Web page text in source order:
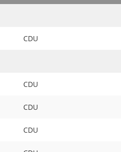
CDU
CDU
CDU
CDU